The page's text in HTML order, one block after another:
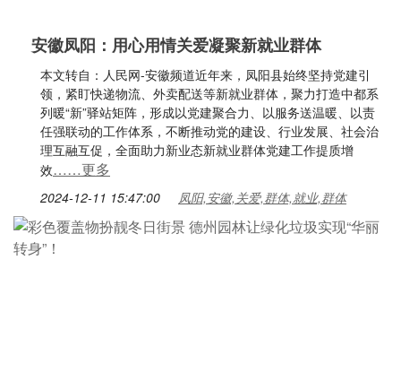
安徽凤阳：用心用情关爱凝聚新就业群体
本文转自：人民网-安徽频道近年来，凤阳县始终坚持党建引
领，紧盯快递物流、外卖配送等新就业群体，聚力打造中都系
列暖“新”驿站矩阵，形成以党建聚合力、以服务送温暖、以责
任强联动的工作体系，不断推动党的建设、行业发展、社会治
理互融互促，全面助力新业态新就业群体党建工作提质增
效……更多
2024-12-11 15:47:00 凤阳,安徽,关爱,群体,就业,群体